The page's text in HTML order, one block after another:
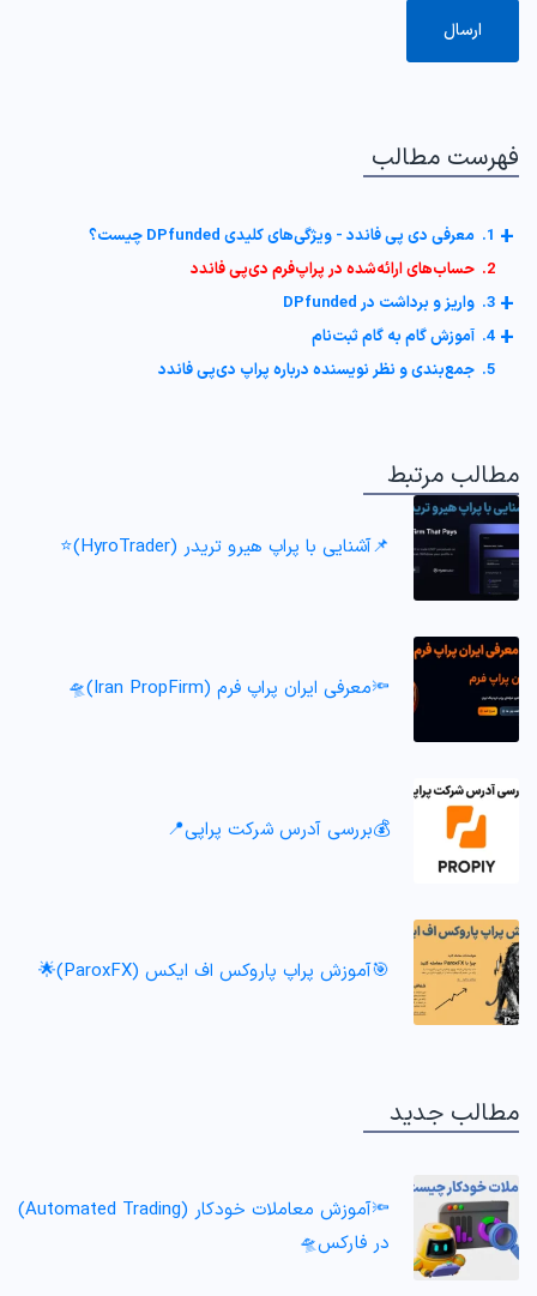
فهرست مطالب
1. معرفی دی پی فاندد - ویژگی‌های کلیدی DPfunded چیست؟ +
2. حساب‌های ارائه‌شده در پراپ‌فرم دی‌پی فاندد
3. واریز و برداشت در DPfunded +
4. آموزش گام به گام ثبت‌نام +
5. جمع‌بندی و نظر نویسنده درباره پراپ دی‌پی فاندد
مطالب مرتبط
📌آشنایی با پراپ هیرو تریدر (HyroTrader)⭐️
🔦معرفی ایران پراپ فرم (Iran PropFirm)🛸
💰بررسی آدرس شرکت پراپی📍
🎯آموزش پراپ پاروکس اف ایکس (ParoxFX)🌟
مطالب جدید
🔦آموزش معاملات خودکار (Automated Trading)
در فارکس🛸